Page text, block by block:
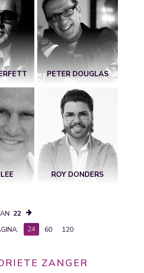
PETER DOUGLAS
ROY DONDERS
22
24 60 120
ZANGER